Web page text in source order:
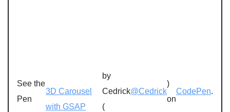
See the
Pen
3D Carousel
with GSAP
by
Cedrick
(
@Cedrick
)
on
CodePen.